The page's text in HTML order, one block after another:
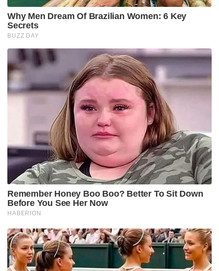
Why Men Dream Of Brazilian Women: 6 Key
Secrets
BUZZ DAY
Remember Honey Boo Boo? Better To Sit Down
Before You See Her Now
HABERION